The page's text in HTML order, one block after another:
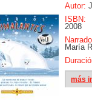
Autor:
ISBN:
2008
María
más